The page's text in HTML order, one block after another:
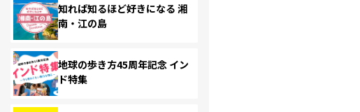
知れば知るほど好きになる 湘
南・江の島
地球の歩き方45周年記念 イン
ド特集